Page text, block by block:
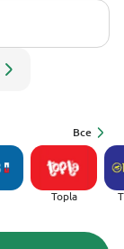
Все
Topla